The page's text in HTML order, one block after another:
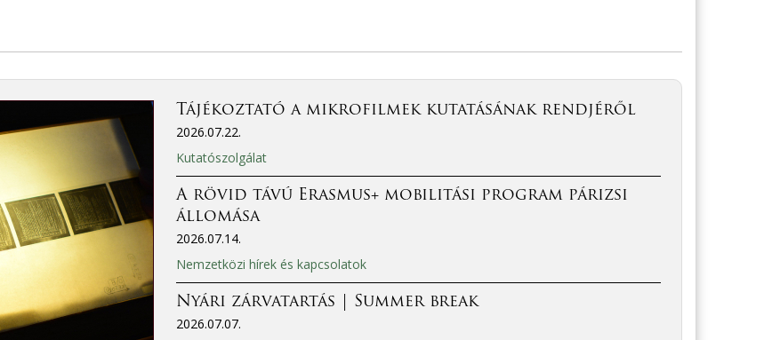
Tájékoztató a mikrofilmek kutatásának rendjéről
2026.07.22.
Kutatószolgálat
A rövid távú Erasmus+ mobilitási program párizsi
állomása
2026.07.14.
Nemzetközi hírek és kapcsolatok
Nyári zárvatartás | Summer break
2026.07.07.